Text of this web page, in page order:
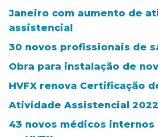
Janeiro com aumento de
assistencial
30 novos profissionais de
Obra para instalação de
HVFX renova Certificação
Atividade Assistencial 2022
43 novos médicos